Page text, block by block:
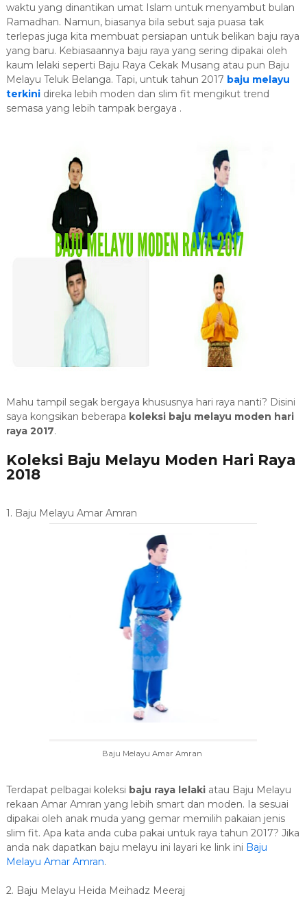
waktu yang dinantikan umat Islam untuk menyambut bulan
Ramadhan. Namun, biasanya bila sebut saja puasa tak
terlepas juga kita membuat persiapan untuk belikan baju raya
yang baru. Kebiasaannya baju raya yang sering dipakai oleh
kaum lelaki seperti Baju Raya Cekak Musang atau pun Baju
Melayu Teluk Belanga. Tapi, untuk tahun 2017 baju melayu
terkinidireka lebih moden dan slim fit mengikut trend
semasa yang lebih tampak bergaya .
Mahu tampil segak bergaya khususnya hari raya nanti? Disini
saya kongsikan beberapa koleksi baju melayu moden hari
raya 2017.
Koleksi Baju Melayu Moden Hari Raya
2018
1. Baju Melayu Amar Amran
Baju Melayu Amar Amran
Terdapat pelbagai koleksi baju raya lelakiatau Baju Melayu
rekaan Amar Amran yang lebih smart dan moden. Ia sesuai
dipakai oleh anak muda yang gemar memilih pakaian jenis
slim fit. Apa kata anda cuba pakai untuk raya tahun 2017? Jika
anda nak dapatkan baju melayu ini layari ke link ini Baju
Melayu Amar Amran.
2. Baju Melayu Heida Meihadz Meeraj